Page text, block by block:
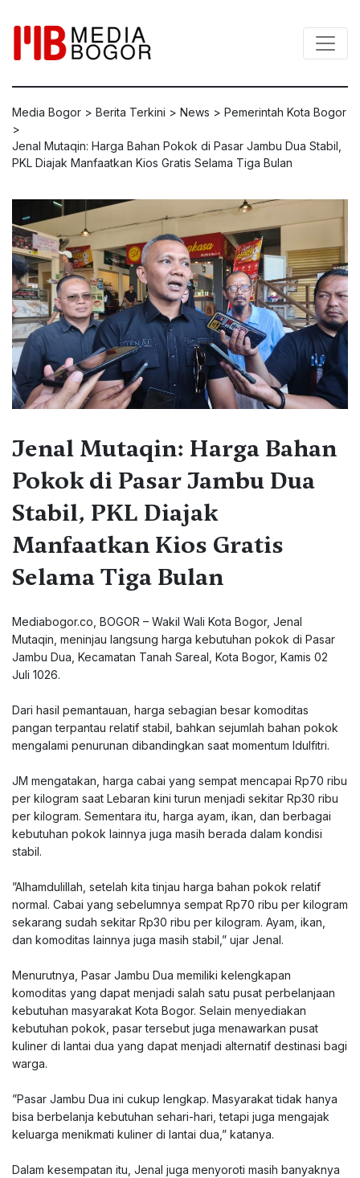
Media Bogor > Berita Terkini > News > Pemerintah Kota Bogor
>
Jenal Mutaqin: Harga Bahan Pokok di Pasar Jambu Dua Stabil,
PKL Diajak Manfaatkan Kios Gratis Selama Tiga Bulan
Jenal Mutaqin: Harga Bahan
Pokok di Pasar Jambu Dua
Stabil, PKL Diajak
Manfaatkan Kios Gratis
Selama Tiga Bulan
Mediabogor.co, ‎BOGOR – Wakil Wali Kota Bogor, Jenal
Mutaqin, meninjau langsung harga kebutuhan pokok di Pasar
Jambu Dua, Kecamatan Tanah Sareal, Kota Bogor, Kamis 02
Juli 1026.
‎Dari hasil pemantauan, harga sebagian besar komoditas
pangan terpantau relatif stabil, bahkan sejumlah bahan pokok
mengalami penurunan dibandingkan saat momentum Idulfitri.
‎JM mengatakan, harga cabai yang sempat mencapai Rp70 ribu
per kilogram saat Lebaran kini turun menjadi sekitar Rp30 ribu
per kilogram. Sementara itu, harga ayam, ikan, dan berbagai
kebutuhan pokok lainnya juga masih berada dalam kondisi
stabil.
‎”Alhamdulillah, setelah kita tinjau harga bahan pokok relatif
normal. Cabai yang sebelumnya sempat Rp70 ribu per kilogram
sekarang sudah sekitar Rp30 ribu per kilogram. Ayam, ikan,
dan komoditas lainnya juga masih stabil,” ujar Jenal.
‎Menurutnya, Pasar Jambu Dua memiliki kelengkapan
komoditas yang dapat menjadi salah satu pusat perbelanjaan
kebutuhan masyarakat Kota Bogor. Selain menyediakan
kebutuhan pokok, pasar tersebut juga menawarkan pusat
kuliner di lantai dua yang dapat menjadi alternatif destinasi bagi
warga.
‎”Pasar Jambu Dua ini cukup lengkap. Masyarakat tidak hanya
bisa berbelanja kebutuhan sehari-hari, tetapi juga mengajak
keluarga menikmati kuliner di lantai dua,” katanya.
‎Dalam kesempatan itu, Jenal juga menyoroti masih banyaknya